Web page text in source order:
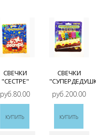
СВЕЧКИ
"СЕСТРЕ"
руб.80.00
КУПИТЬ
СВЕЧКИ
руб.200.00
КУПИТЬ